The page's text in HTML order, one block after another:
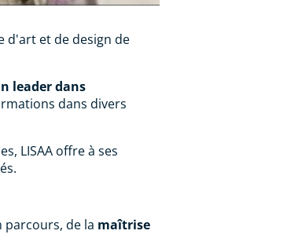
d'art et de design de
leader dans
dans divers
LISAA offre à ses
parcours, de la maîtrise